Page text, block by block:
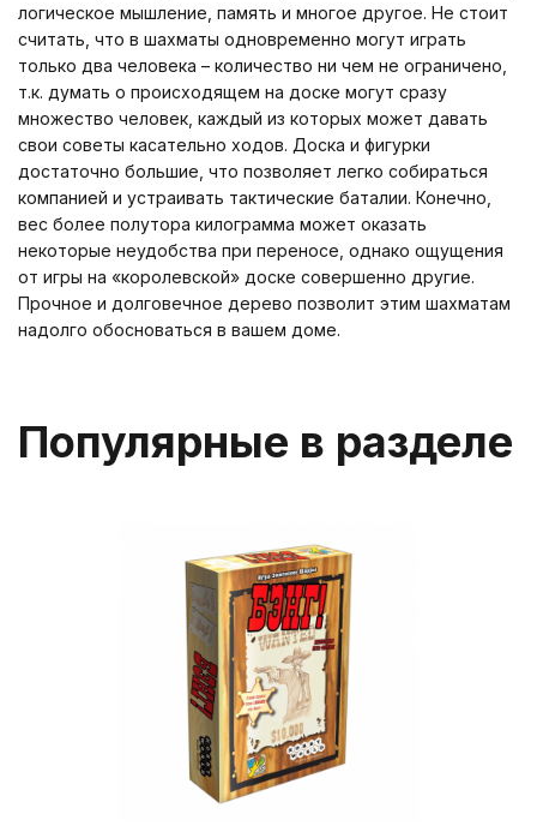
логическое мышление, память и многое другое. Не стоит
считать, что в шахматы одновременно могут играть
только два человека – количество ни чем не ограничено,
т.к. думать о происходящем на доске могут сразу
множество человек, каждый из которых может давать
свои советы касательно ходов. Доска и фигурки
достаточно большие, что позволяет легко собираться
компанией и устраивать тактические баталии. Конечно,
вес более полутора килограмма может оказать
некоторые неудобства при переносе, однако ощущения
от игры на «королевской» доске совершенно другие.
Прочное и долговечное дерево позволит этим шахматам
надолго обосноваться в вашем доме.
Популярные в разделе